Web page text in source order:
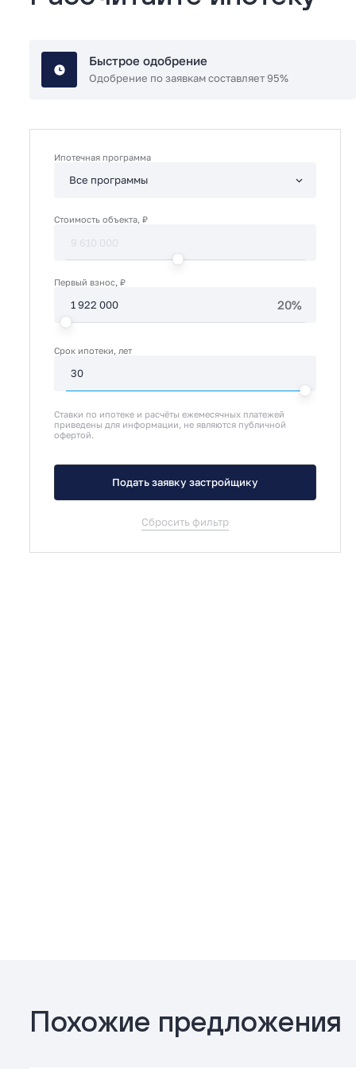
Быстрое одобрение
Одобрение по заявкам составляет 95%
Ипотечная программа
Стоимость объекта, ₽
Первый взнос, ₽
20%
Срок ипотеки, лет
Ставки по ипотеке и расчёты ежемесячных платежей
приведены для информации, не являются публичной
офертой.
Подать заявку застройщику
Сбросить фильтр
Похожие предложения